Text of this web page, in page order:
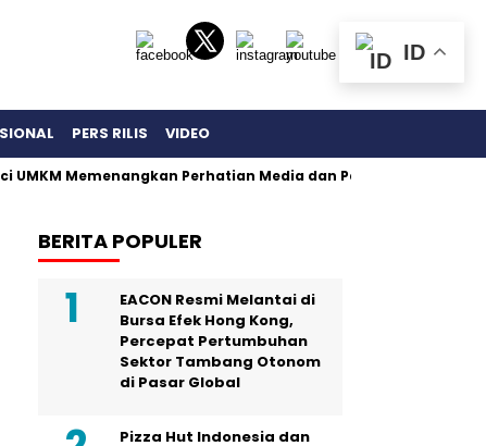
PERS RILIS VIDEO
Memenangkan Perhatian Media dan Pasar
BERITA POPULER
EACON Resmi Melantai di
Bursa Efek Hong Kong,
Percepat Pertumbuhan
Sektor Tambang Otonom
di Pasar Global
Pizza Hut Indonesia dan
ID